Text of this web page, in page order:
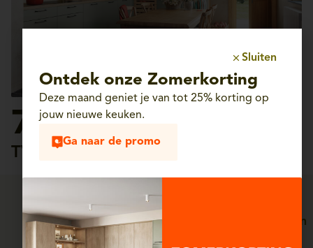
7.990€
TVAC 6%
Straffe prijzen
Persoonlijke service, van
Sluiten
Ontdek onze Zomerkorting
Deze maand geniet je van tot 25% korting op
jouw nieuwe keuken.
Ga naar de promo